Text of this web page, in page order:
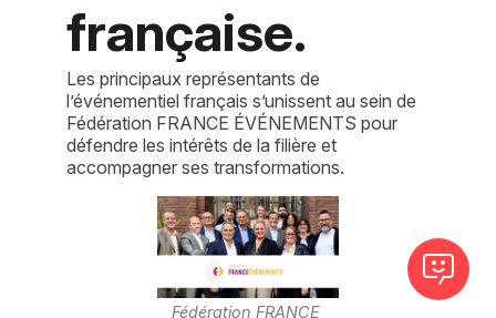
française.
Les principaux représentants de
l’événementiel français s’unissent au sein de
Fédération FRANCE ÉVÉNEMENTS pour
défendre les intérêts de la filière et
accompagner ses transformations.
Fédération FRANCE